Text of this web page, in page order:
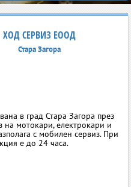
ХОД СЕРВИЗ ЕООД
Стара Загора
в град Стара Загора през
на мотокари, електрокари и
с мобилен сервиз. При
е до 24 часа.